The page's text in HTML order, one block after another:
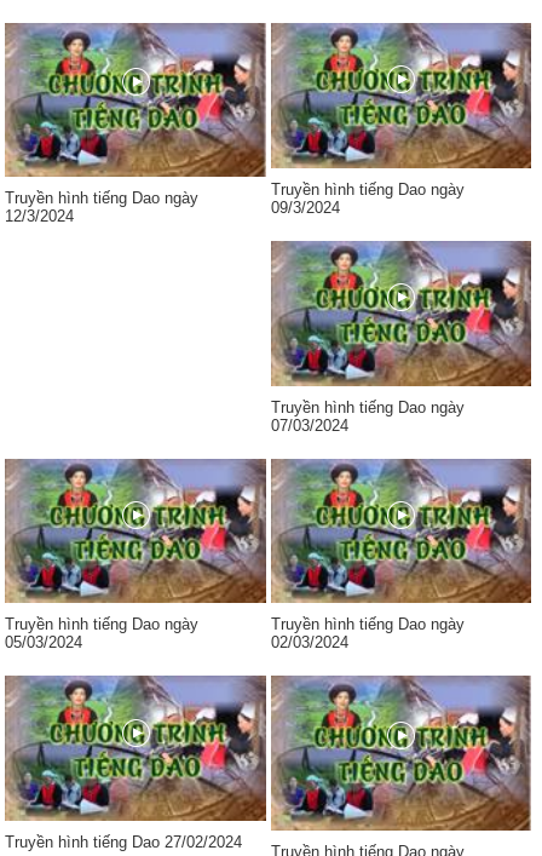
Truyền hình tiếng Dao ngày
12/3/2024
Truyền hình tiếng Dao ngày
09/3/2024
Truyền hình tiếng Dao ngày
07/03/2024
Truyền hình tiếng Dao ngày
05/03/2024
Truyền hình tiếng Dao ngày
02/03/2024
Truyền hình tiếng Dao 27/02/2024
Truyền hình tiếng Dao ngày